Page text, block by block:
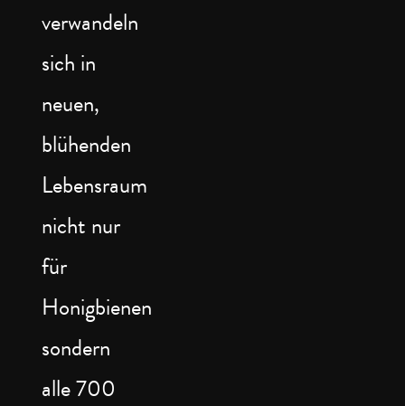
verwandeln
sich in
neuen,
blühenden
Lebensraum
nicht nur
für
Honigbienen
sondern
alle 700